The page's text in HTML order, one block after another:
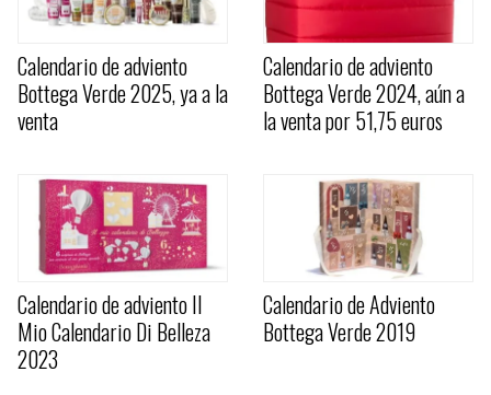
Calendario de adviento
Bottega Verde 2025, ya a la
venta
Calendario de adviento
Bottega Verde 2024, aún a
la venta por 51,75 euros
Calendario de adviento Il
Mio Calendario Di Belleza
2023
Calendario de Adviento
Bottega Verde 2019